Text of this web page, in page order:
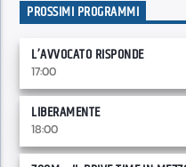
PROSSIMI PROGRAMMI
L’AVVOCATO RISPONDE
17:00
LIBERAMENTE
18:00